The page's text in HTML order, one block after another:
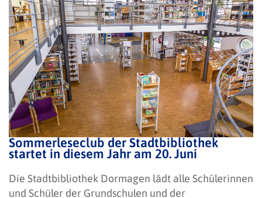
Sommerleseclub der Stadtbibliothek
startet in diesem Jahr am 20. Juni
Die Stadtbibliothek Dormagen lädt alle Schülerinnen
und Schüler der Grundschulen und der